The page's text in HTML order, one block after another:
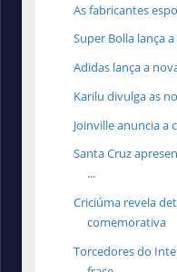
As fabricantes
Super Bolla lança
Adidas lança a
Karilu divulga as
Joinville anuncia a
Santa Cruz
...
Criciúma revela
comemorativa
Torcedores do